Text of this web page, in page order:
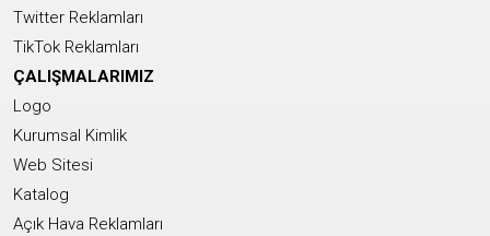
Twitter Reklamları
TikTok Reklamları
ÇALIŞMALARIMIZ
Logo
Kurumsal Kimlik
Web Sitesi
Katalog
Açık Hava Reklamları